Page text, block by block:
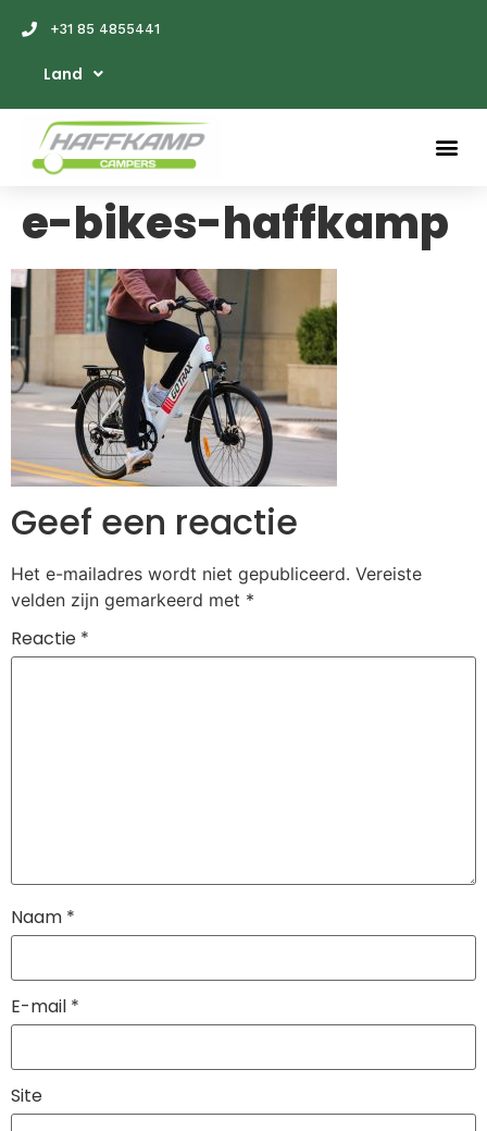
+31 85 4855441
Land
e-bikes-haffkamp
Geef een reactie
Het e-mailadres wordt niet gepubliceerd. Vereiste
velden zijn gemarkeerd met *
Reactie *
Naam *
E-mail *
Site